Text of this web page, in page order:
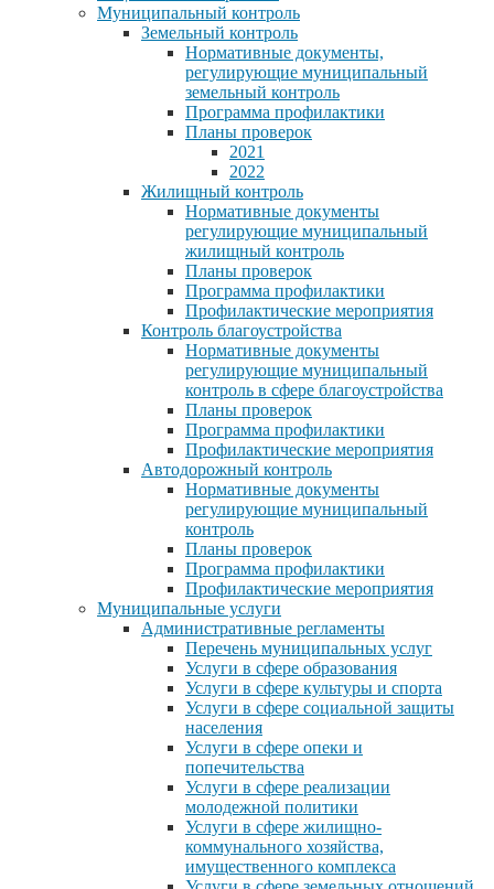
Муниципальный контроль
Земельный контроль
Нормативные документы,
регулирующие муниципальный
земельный контроль
Программа профилактики
Планы проверок
2021
2022
Жилищный контроль
Нормативные документы
регулирующие муниципальный
жилищный контроль
Планы проверок
Программа профилактики
Профилактические мероприятия
Контроль благоустройства
Нормативные документы
регулирующие муниципальный
контроль в сфере благоустройства
Планы проверок
Программа профилактики
Профилактические мероприятия
Автодорожный контроль
Нормативные документы
регулирующие муниципальный
контроль
Планы проверок
Программа профилактики
Профилактические мероприятия
Муниципальные услуги
Административные регламенты
Перечень муниципальных услуг
Услуги в сфере образования
Услуги в сфере культуры и спорта
Услуги в сфере социальной защиты
населения
Услуги в сфере опеки и
попечительства
Услуги в сфере реализации
молодежной политики
Услуги в сфере жилищно-
коммунального хозяйства,
имущественного комплекса